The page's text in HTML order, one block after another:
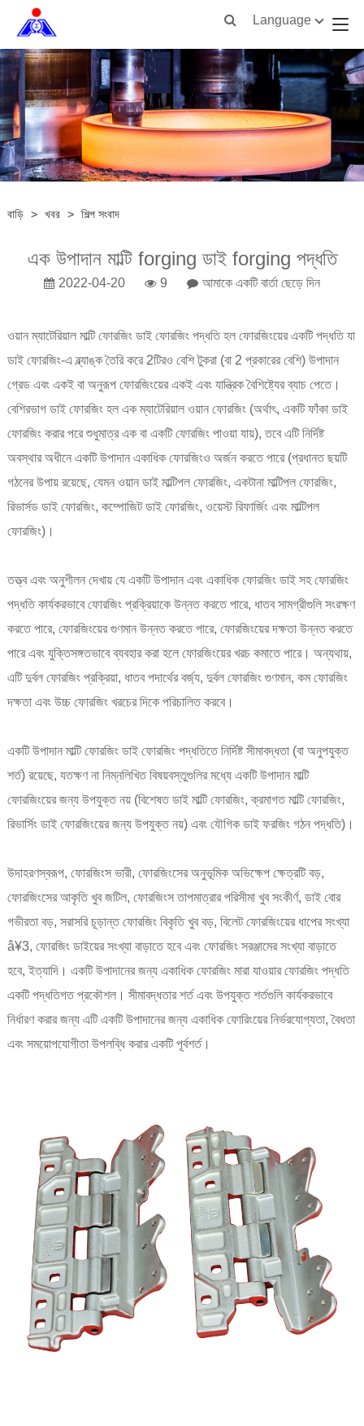
Language
বাড়ি > খবর > শিল্প সংবাদ
এক উপাদান মাল্টি forging ডাই forging পদ্ধতি
2022-04-20 9 আমাকে একটি বার্তা ছেড়ে দিন
ওয়ান ম্যাটেরিয়াল মাল্টি ফোরজিং ডাই ফোরজিং পদ্ধতি হল ফোরজিংয়ের একটি পদ্ধতি যা
ডাই ফোরজিং-এ ব্ল্যাঙ্ক তৈরি করে 2টিরও বেশি টুকরা (বা 2 প্রকারের বেশি) উপাদান
গ্রেড এবং একই বা অনুরূপ ফোরজিংয়ের একই এবং যান্ত্রিক বৈশিষ্ট্যের ব্যাচ পেতে।
বেশিরভাগ ডাই ফোরজিং হল এক ম্যাটেরিয়াল ওয়ান ফোরজিং (অর্থাৎ, একটি ফাঁকা ডাই
ফোরজিং করার পরে শুধুমাত্র এক বা একটি ফোরজিং পাওয়া যায়), তবে এটি নির্দিষ্ট
অবস্থার অধীনে একটি উপাদান একাধিক ফোরজিংও অর্জন করতে পারে (প্রধানত ছয়টি
গঠনের উপায় রয়েছে, যেমন ওয়ান ডাই মাল্টিপল ফোরজিং, একটানা মাল্টিপল ফোরজিং,
রিভার্সড ডাই ফোরজিং, কম্পোজিট ডাই ফোরজিং, ওয়েস্ট রিফার্জিং এবং মাল্টিপল
ফোরজিং)।
তত্ত্ব এবং অনুশীলন দেখায় যে একটি উপাদান এবং একাধিক ফোরজিং ডাই সহ ফোরজিং
পদ্ধতি কার্যকরভাবে ফোরজিং প্রক্রিয়াকে উন্নত করতে পারে, ধাতব সামগ্রীগুলি সংরক্ষণ
করতে পারে, ফোরজিংয়ের গুণমান উন্নত করতে পারে, ফোরজিংয়ের দক্ষতা উন্নত করতে
পারে এবং যুক্তিসঙ্গতভাবে ব্যবহার করা হলে ফোরজিংয়ের খরচ কমাতে পারে। অন্যথায়,
এটি দুর্বল ফোরজিং প্রক্রিয়া, ধাতব পদার্থের বর্জ্য, দুর্বল ফোরজিং গুণমান, কম ফোরজিং
দক্ষতা এবং উচ্চ ফোরজিং খরচের দিকে পরিচালিত করবে।
একটি উপাদান মাল্টি ফোরজিং ডাই ফোরজিং পদ্ধতিতে নির্দিষ্ট সীমাবদ্ধতা (বা অনুপযুক্ত
শর্ত) রয়েছে, যতক্ষণ না নিম্নলিখিত বিষয়বস্তুগুলির মধ্যে একটি উপাদান মাল্টি
ফোরজিংয়ের জন্য উপযুক্ত নয় (বিশেষত ডাই মাল্টি ফোরজিং, ক্রমাগত মাল্টি ফোরজিং,
রিভার্সিং ডাই ফোরজিংয়ের জন্য উপযুক্ত নয়) এবং যৌগিক ডাই ফরজিং গঠন পদ্ধতি)।
উদাহরণস্বরূপ, ফোরজিংস ভারী, ফোরজিংসের অনুভূমিক অভিক্ষেপ ক্ষেত্রটি বড়,
ফোরজিংসের আকৃতি খুব জটিল, ফোরজিংস তাপমাত্রার পরিসীমা খুব সংকীর্ণ, ডাই বোর
গভীরতা বড়, সরাসরি চূড়ান্ত ফোরজিং বিকৃতি খুব বড়, বিলেট ফোরজিংয়ের ধাপের সংখ্যা
â¥3, ফোরজিং ডাইয়ের সংখ্যা বাড়াতে হবে এবং ফোরজিং সরঞ্জামের সংখ্যা বাড়াতে
হবে, ইত্যাদি। একটি উপাদানের জন্য একাধিক ফোরজিং মারা যাওয়ার ফোরজিং পদ্ধতি
একটি পদ্ধতিগত প্রকৌশল। সীমাবদ্ধতার শর্ত এবং উপযুক্ত শর্তগুলি কার্যকরভাবে
নির্ধারণ করার জন্য এটি একটি উপাদানের জন্য একাধিক ফোরিংয়ের নির্ভরযোগ্যতা, বৈধতা
এবং সময়োপযোগীতা উপলব্ধি করার একটি পূর্বশর্ত।